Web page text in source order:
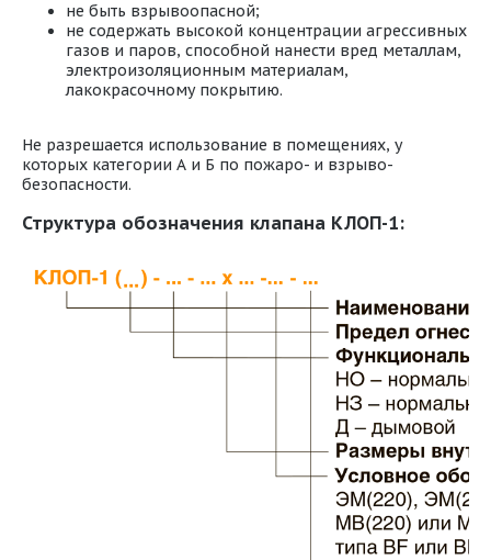
не быть взрывоопасной;
не содержать высокой концентрации агрессивных
газов и паров, способной нанести вред металлам,
электроизоляционным материалам,
лакокрасочному покрытию.
Не разрешается использование в помещениях, у
которых категории А и Б по пожаро- и взрыво-
безопасности.
Структура обозначения клапана КЛОП-1: